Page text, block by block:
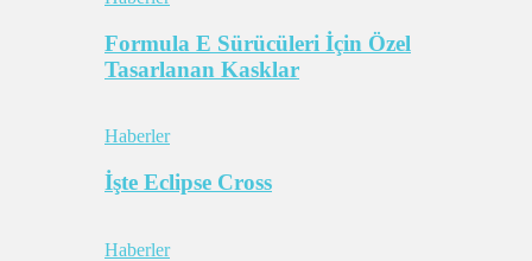
Formula E Sürücüleri İçin Özel
Tasarlanan Kasklar
Haberler
İşte Eclipse Cross
Haberler